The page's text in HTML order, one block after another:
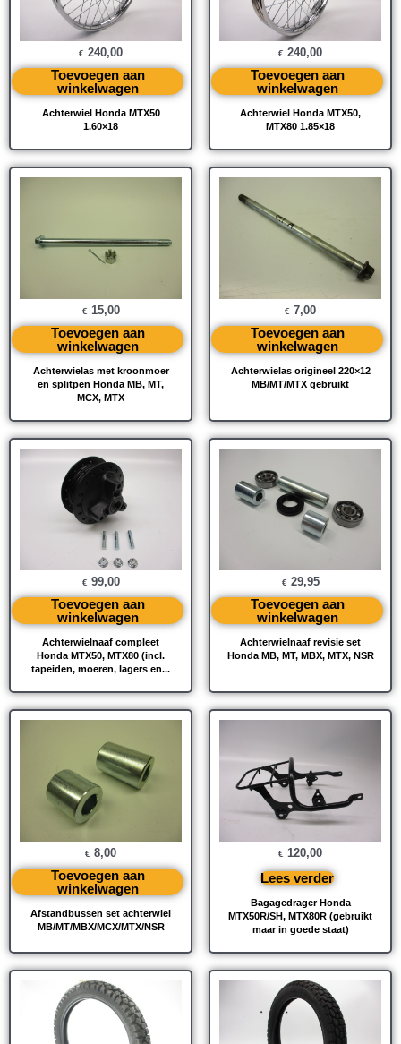
Achterwiel Honda MTX50
1.60×18
€ 240,00
Toevoegen aan
winkelwagen
Achterwiel Honda MTX50,
MTX80 1.85×18
€ 240,00
Toevoegen aan
winkelwagen
Achterwielas met kroonmoer
en splitpen Honda MB, MT,
MCX, MTX
€ 15,00
Toevoegen aan
winkelwagen
Achterwielas origineel 220×12
MB/MT/MTX gebruikt
€ 7,00
Toevoegen aan
winkelwagen
Achterwielnaaf compleet
Honda MTX50, MTX80 (incl.
tapeiden, moeren, lagers en...
€ 99,00
Toevoegen aan
winkelwagen
Achterwielnaaf revisie set
Honda MB, MT, MBX, MTX, NSR
€ 29,95
Toevoegen aan
winkelwagen
Afstandbussen set achterwiel
MB/MT/MBX/MCX/MTX/NSR
€ 8,00
Toevoegen aan
winkelwagen
Bagagedrager Honda
MTX50R/SH, MTX80R (gebruikt
maar in goede staat)
€ 120,00
Lees verder